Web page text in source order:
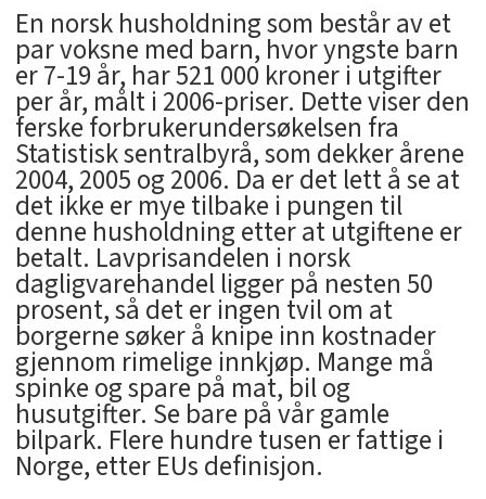
En norsk husholdning som består av et
par voksne med barn, hvor yngste barn
er 7-19 år, har 521 000 kroner i utgifter
per år, målt i 2006-priser. Dette viser den
ferske forbrukerundersøkelsen fra
Statistisk sentralbyrå, som dekker årene
2004, 2005 og 2006. Da er det lett å se at
det ikke er mye tilbake i pungen til
denne husholdning etter at utgiftene er
betalt. Lavprisandelen i norsk
dagligvarehandel ligger på nesten 50
prosent, så det er ingen tvil om at
borgerne søker å knipe inn kostnader
gjennom rimelige innkjøp. Mange må
spinke og spare på mat, bil og
husutgifter. Se bare på vår gamle
bilpark. Flere hundre tusen er fattige i
Norge, etter EUs definisjon.